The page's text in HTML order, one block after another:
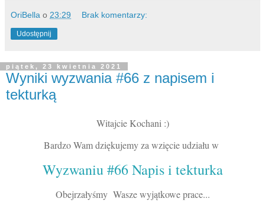
OriBella o 23:29 Brak komentarzy:
Udostępnij
piątek, 23 kwietnia 2021
Wyniki wyzwania #66 z napisem i
tekturką
Witajcie Kochani :)
Bardzo Wam dziękujemy za wzięcie udziału w
Wyzwaniu #66 Napis i tekturka
Obejrzałyśmy Wasze wyjątkowe prace...